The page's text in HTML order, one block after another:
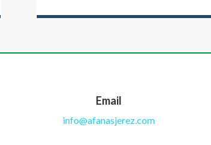
Email
info@afanasjerez.com